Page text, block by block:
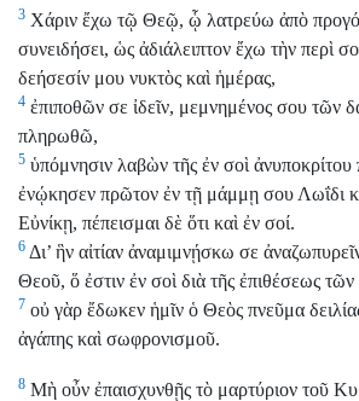
3 Χάριν ἔχω τῷ Θεῷ, ᾧ λατρεύω ἀπὸ
συνειδήσει, ὡς ἀδιάλειπτον ἔχω τὴν περὶ
δεήσεσίν μου νυκτὸς καὶ ἡμέρας,
4 ἐπιποθῶν σε ἰδεῖν, μεμνημένος σου τῶν
πληρωθῶ,
5 ὑπόμνησιν λαβὼν τῆς ἐν σοὶ ἀνυποκρίτου
ἐνῴκησεν πρῶτον ἐν τῇ μάμμῃ σου Λωΐδι
Εὐνίκῃ, πέπεισμαι δὲ ὅτι καὶ ἐν σοί.
6 Δι’ ἣν αἰτίαν ἀναμιμνῄσκω σε
Θεοῦ, ὅ ἐστιν ἐν σοὶ διὰ τῆς ἐπιθέσεως
7 οὐ γὰρ ἔδωκεν ἡμῖν ὁ Θεὸς πνεῦμα
ἀγάπης καὶ σωφρονισμοῦ.
8 Μὴ οὖν ἐπαισχυνθῇς τὸ μαρτύριον τοῦ